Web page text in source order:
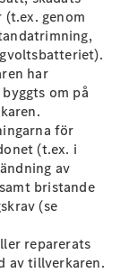
genom
har
om på
för
(t.ex. i
av
bristande
(se
reparerats
av tillverkaren.